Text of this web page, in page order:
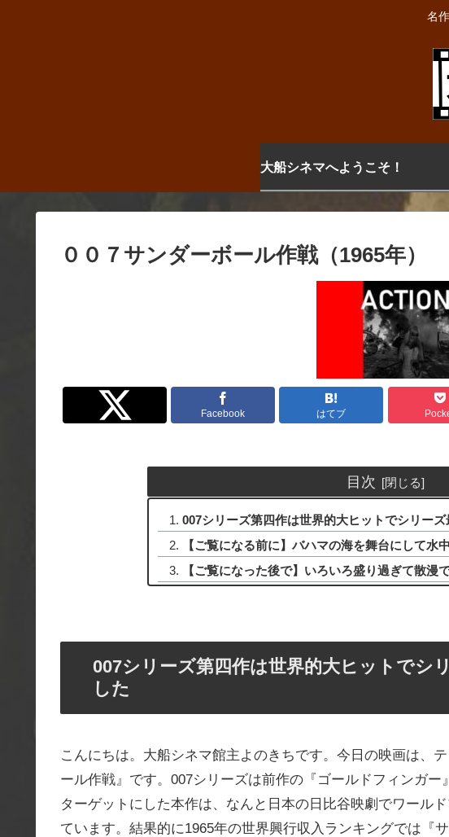
名
大船シネマへようこそ！
００７サンダーボール作戦（1965年）
Twitter
Facebook はてブ
目次
007シリーズ第四作は世界的大ヒットでシリー
【ご覧になる前に】バハマの海を舞台にして水
【ご覧になった後で】いろいろ盛り過ぎて散漫
007シリーズ第四作は世界的大ヒットでシ
した
こんにちは。大船シネマ館主よのきちです。今日の映画は、
ール作戦』です。007シリーズは前作の『ゴールドフィンガ
ターゲットにした本作は、なんと日本の日比谷映劇でワール
ています。結果的に1965年の世界興行収入ランキングでは『